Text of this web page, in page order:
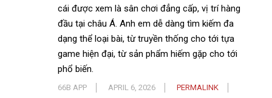
cái được xem là sân chơi đẳng cấp, vị trí hàng
đầu tại châu Á. Anh em dễ dàng tìm kiếm đa
dạng thể loại bài, từ truyền thống cho tới tựa
game hiện đại, từ sản phẩm hiếm gặp cho tới
phổ biến.
66B APP APRIL 6, 2026 PERMALINK